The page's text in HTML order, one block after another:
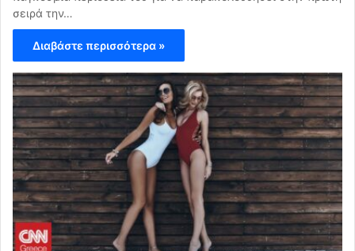
σειρά την…
Διαβάστε περισσότερα »